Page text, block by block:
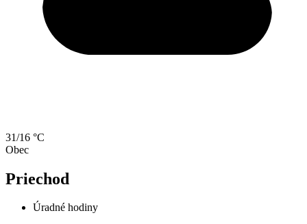
31/16 °C
Obec
Priechod
Úradné hodiny